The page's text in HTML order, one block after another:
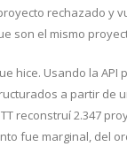
rechazado y
son el mismo
hice. Usando la
a partir de
reconstruí 2.347
fue marginal, del